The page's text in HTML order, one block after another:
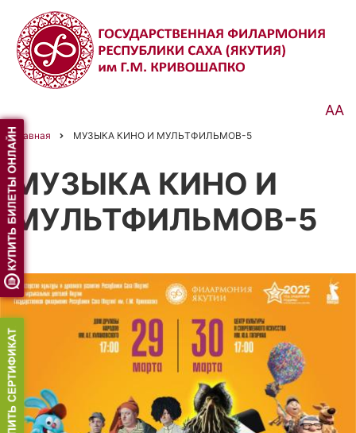
Перейти
основному
содержанию
АА
Строка
навигации
Главная МУЗЫКА КИНО И МУЛЬТФИЛЬМОВ-5
МУЗЫКА КИНО И
МУЛЬТФИЛЬМОВ-5